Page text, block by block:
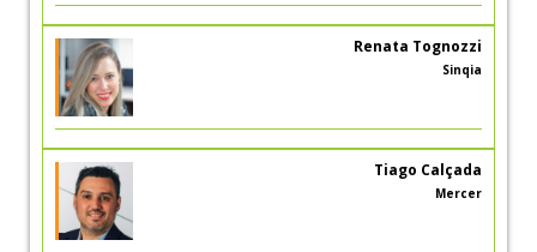
Renata Tognozzi
Sinqia
Tiago Calçada
Mercer